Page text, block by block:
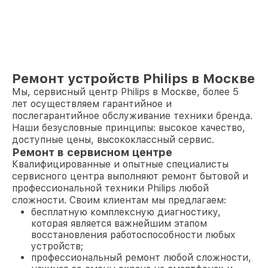
Ремонт устройств Philips в Москве
Мы, сервисный центр Philips в Москве, более 5
лет осуществляем гарантийное и
послегарантийное обслуживание техники бренда.
Наши безусловные принципы: высокое качество,
доступные цены, высококлассный сервис.
Ремонт в сервисном центре
Квалифицированные и опытные специалисты
сервисного центра выполняют ремонт бытовой и
профессиональной техники Philips любой
сложности. Своим клиентам мы предлагаем:
бесплатную комплексную диагностику,
которая является важнейшим этапом
восстановления работоспособности любых
устройств;
профессиональный ремонт любой сложности,